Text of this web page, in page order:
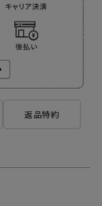
返品特約